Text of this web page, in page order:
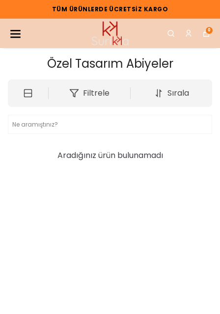
TÜM ÜRÜNLERDE ÜCRETSIZ KARGO
0
Özel Tasarım Abiyeler
Filtrele Sırala
Aradığınız ürün bulunamadı